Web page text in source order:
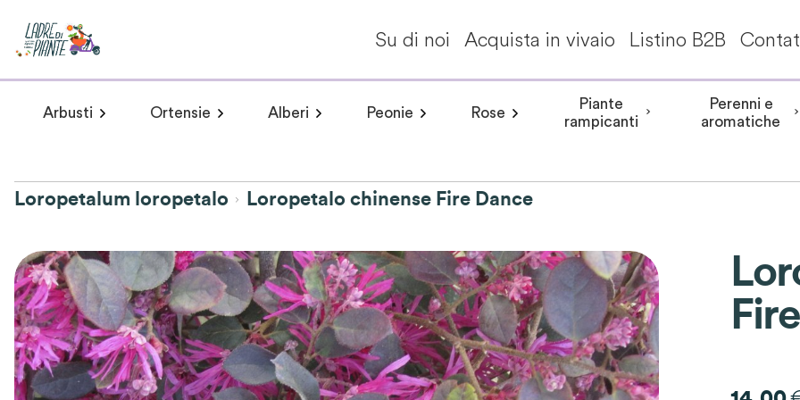
Su di noi Acquista in vivaio Listino B2B
ArbustiArbusti a fioritura primaverileArbusti a fioritura invernale
Conifere Piante da interni - Piante da
Arbusti a
OrtensieHydrangea arborescensHydrangea aspera Hydrangea involucrataHydrangea
Alberi Plumeria Frangipane pomeliaAceri giapponesi Alberi per climi miti
PeoniePeonia arbustiva Peonia Erbacea Peonia Itoh
Rose Rosa rampicante Rosa cespuglio
Piante
rampicanti
Akebia Aristolochia
Perenni e
aromatiche
Loropetalum loropetalo Loropetalo chinense Fire Dance